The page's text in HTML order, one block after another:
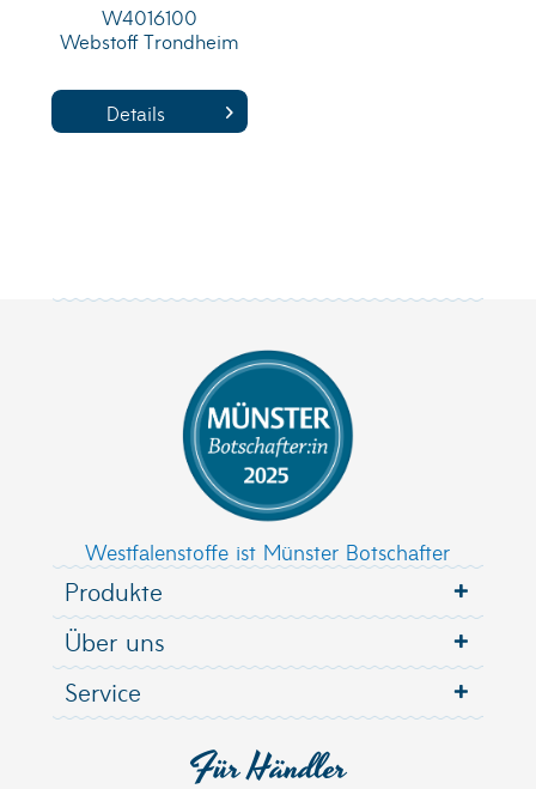
W4016100
Webstoff Trondheim
Details
Westfalenstoffe ist Münster Botschafter
Produkte
Über uns
Service
Für Händler